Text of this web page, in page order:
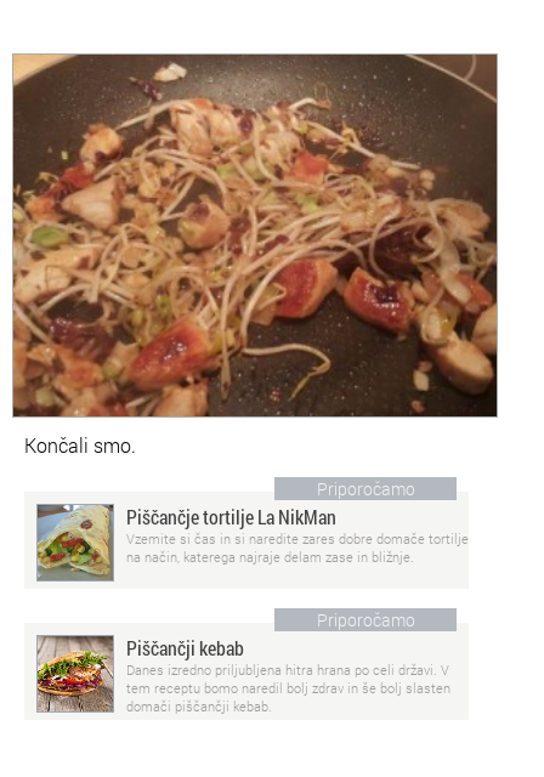
Končali smo.
Priporočamo
Piščančje tortilje La NikMan
Vzemite si čas in si naredite zares dobre domače tortilje
na način, katerega najraje delam zase in bližnje.
Priporočamo
Piščančji kebab
Danes izredno priljubljena hitra hrana po celi državi. V
tem receptu bomo naredil bolj zdrav in še bolj slasten
domači piščančji kebab.